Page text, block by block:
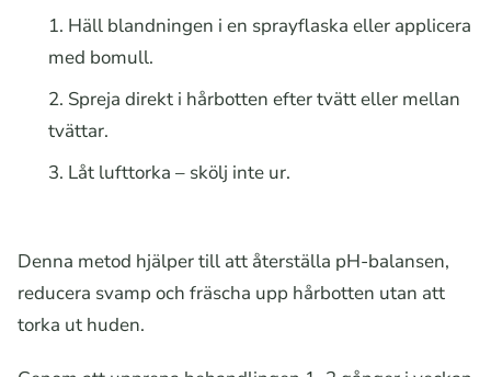
Häll blandningen i en sprayflaska eller applicera
med bomull.
Spreja direkt i hårbotten efter tvätt eller mellan
tvättar.
Låt lufttorka – skölj inte ur.
Denna metod hjälper till att återställa pH-balansen,
reducera svamp och fräscha upp hårbotten utan att
torka ut huden.